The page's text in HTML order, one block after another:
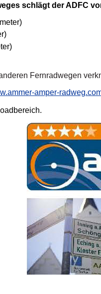
schlägt der ADFC
Fernradwegen
amper-